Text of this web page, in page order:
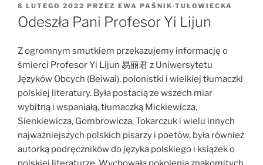
OPUBLIKOWANE
W
8 LUTEGO 2022 PRZEZ EWA PAŚNIK-TUŁOWIECKA
Odeszła Pani Profesor Yi Lijun
Z ogromnym smutkiem przekazujemy informację o
śmierci Profesor Yi Lijun 易丽君 z Uniwersytetu
Języków Obcych (Beiwai), polonistki i wielkiej tłumaczki
polskiej literatury. Była postacią ze wszech miar
wybitną i wspaniałą, tłumaczką Mickiewicza,
Sienkiewicza, Gombrowicza, Tokarczuk i wielu innych
najważniejszych polskich pisarzy i poetów, była również
autorką podręczników do języka polskiego i książek o